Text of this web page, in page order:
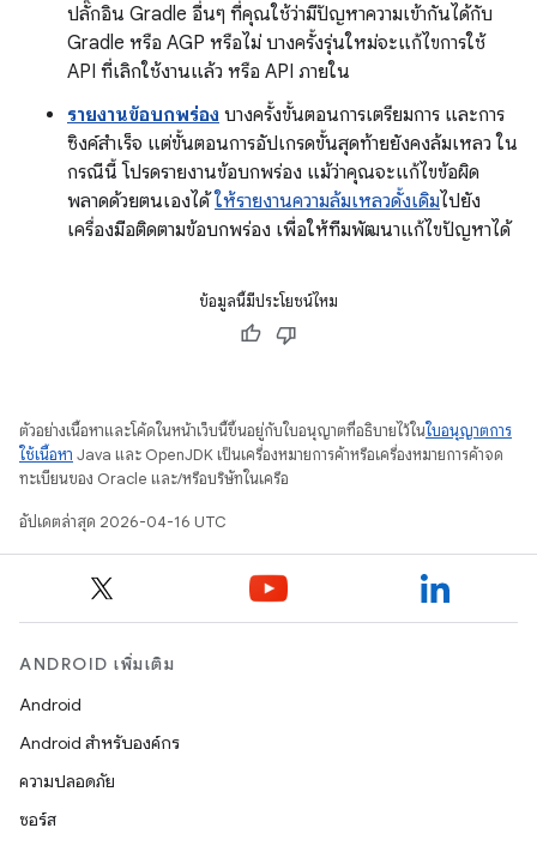
ปลั๊กอิน Gradle อื่นๆ ที่คุณใช้ว่ามีปัญหาความเข้ากันได้กับ
Gradle หรือ AGP หรือไม่ บางครั้งรุ่นใหม่จะแก้ไขการใช้
API ที่เลิกใช้งานแล้ว หรือ API ภายใน
รายงานข้อบกพร่อง บางครั้งขั้นตอนการเตรียมการ และการ
ซิงค์สำเร็จ แต่ขั้นตอนการอัปเกรดขั้นสุดท้ายยังคงล้มเหลว ใน
กรณีนี้ โปรดรายงานข้อบกพร่อง แม้ว่าคุณจะแก้ไขข้อผิด
พลาดด้วยตนเองได้ให้รายงานความล้มเหลวดั้งเดิมไปยัง
เครื่องมือติดตามข้อบกพร่อง เพื่อให้ทีมพัฒนาแก้ไขปัญหาได้
ข้อมูลนี้มีประโยชน์ไหม
ตัวอย่างเนื้อหาและโค้ดในหน้าเว็บนี้ขึ้นอยู่กับใบอนุญาตที่อธิบายไว้ในใบอนุญาตการ
ใช้เนื้อหา Java และ OpenJDK เป็นเครื่องหมายการค้าหรือเครื่องหมายการค้าจด
ทะเบียนของ Oracle และ/หรือบริษัทในเครือ
อัปเดตล่าสุด 2026-04-16 UTC
ANDROID เพิ่มเติม
Android
Android สำหรับองค์กร
ความปลอดภัย
ซอร์ส